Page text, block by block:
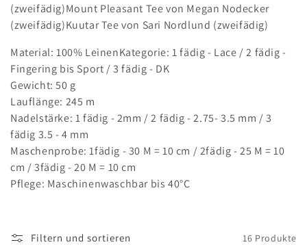
(zweifädig)Mount Pleasant Tee von Megan Nodecker
(zweifädig)Kuutar Tee von Sari Nordlund (zweifädig)
Material: 100% LeinenKategorie: 1 fädig - Lace / 2 fädig -
Fingering bis Sport / 3 fädig - DK
Gewicht: 50 g
Lauflänge: 245 m
Nadelstärke: 1 fädig - 2mm / 2 fädig - 2.75- 3.5 mm / 3
fädig 3.5 - 4 mm
Maschenprobe: 1fädig - 30 M = 10 cm / 2fädig - 25 M = 10
cm / 3fädig - 20 M = 10 cm
Pflege: Maschinenwaschbar bis 40°C
Filtern und sortieren 16 Produkte